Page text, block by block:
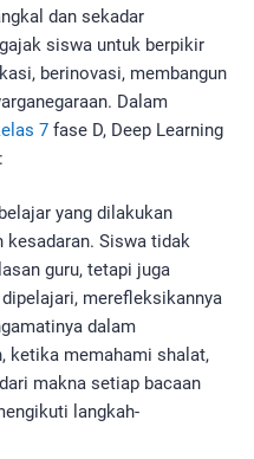
dan sekadar
siswa untuk berpikir
berinovasi, membangun
Dalam
7 fase D, Deep Learning
yang dilakukan
kesadaran. Siswa tidak
guru, tetapi juga
merefleksikannya
dalam
ketika memahami shalat,
makna setiap bacaan
langkah-